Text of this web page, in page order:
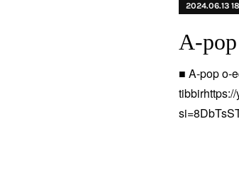
2024.06.13
A-
■ A-pop o-